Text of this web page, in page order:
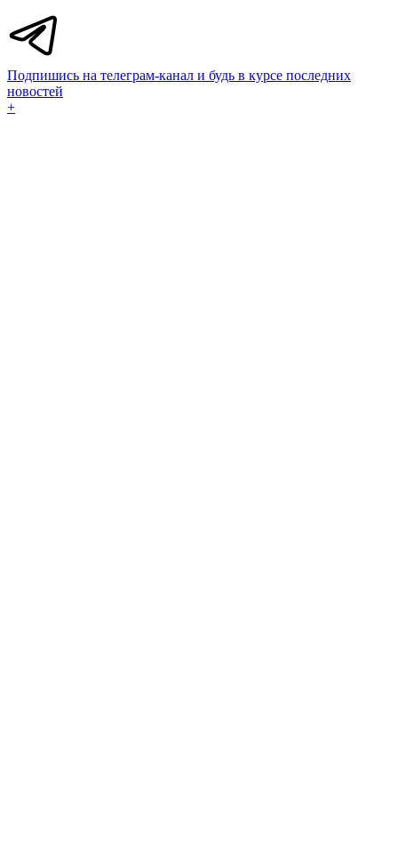
Подпишись на телеграм-канал и будь в курсе последних
новостей
+